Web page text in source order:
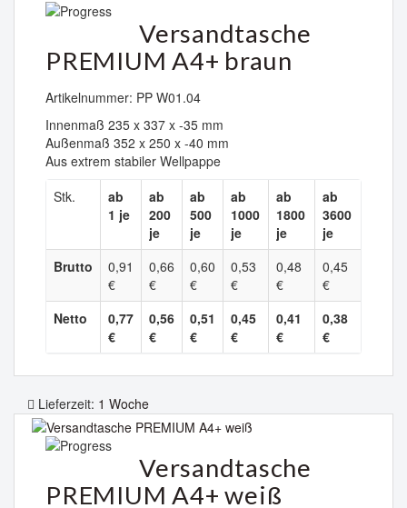
Versandtasche
PREMIUM A4+ braun
Artikelnummer: PP W01.04
Innenmaß 235 x 337 x -35 mm
Außenmaß 352 x 250 x -40 mm
Aus extrem stabiler Wellpappe
Stk.
ab
1 je
ab
200
je
ab
500
je
ab
1000
je
ab
1800
je
ab
3600
je
Brutto
0,91
€
0,66
€
0,60
€
0,53
€
0,48
€
0,45
€
Netto
0,77
€
0,56
€
0,51
€
0,45
€
0,41
€
0,38
€
Lieferzeit: 1 Woche
Versandtasche
PREMIUM A4+ weiß